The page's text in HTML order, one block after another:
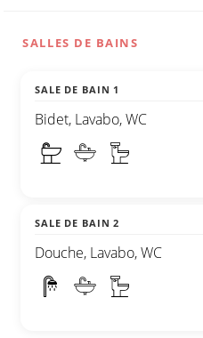
SALLES DE BAINS
SALE DE BAIN 1
Bidet, Lavabo, WC
SALE DE BAIN 2
Douche, Lavabo, WC